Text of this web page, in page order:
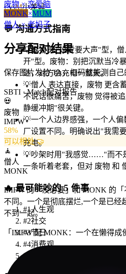
LvsM小差异
💬沟通方式指南
💡废物 是"说爱要大声"型，
开"型。废物：别把沉默当冷
达，对方会充电一整天。
💡僧人 表达直接，废物 更含
不说话很痛苦，废物 觉得被
静缓冲期"很关键。
💡一个人边界感强，一个人
厂设置不同。明确说出"我需
充电。
💡吵架时用"我感觉……"而
一条听着老套，但对 废物 和
🔥最可能吵的 5 件事
#1人生观
#2社交
#3节日
#4消费观
#
废物 × 恋爱脑
MONK×MUM
僧人 × 老妈子
分享配对结果
保存图片发给 TA，扫码就能测自己
SBTI · Match配对报告
💀
废物
IMFW
58%
可以相处 🤝
🧘
僧人
MONK
IMFW 的「没必要」和 MONK 的
不同。一个是彻底摆烂,一个是已经
不到一起。
「 IMFW 配 MONK：一个在懒得成